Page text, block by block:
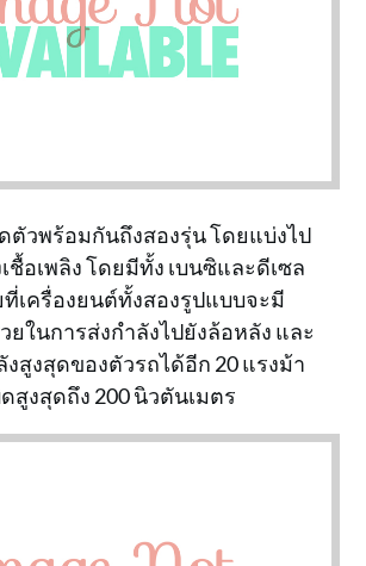
ตัวพร้อมกันถึงสองรุ่น โดยแบ่งไป
อเพลิง โดยมีทั้ง เบนซิและดีเซล
ที่เครื่องยนต์ทั้งสองรูปแบบจะมี
ยในการส่งกำลังไปยังล้อหลัง และ
สูงสุดของตัวรถได้อีก 20 แรงม้า
สูงสุดถึง 200 นิวตันเมตร